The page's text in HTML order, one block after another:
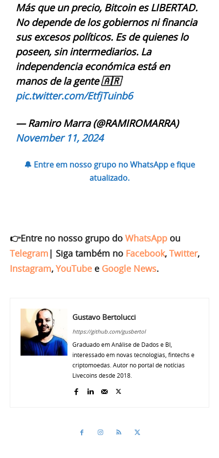
Más que un precio, Bitcoin es LIBERTAD.
No depende de los gobiernos ni financia
sus excesos políticos. Es de quienes lo
poseen, sin intermediarios. La
independencia económica está en
manos de la gente 🇦🇷
pic.twitter.com/EtfjTuinb6
— Ramiro Marra (@RAMIROMARRA)
November 11, 2024
🔔 Entre em nosso grupo no WhatsApp e fique
atualizado.
👉Entre no nosso grupo do WhatsApp ou
Telegram | Siga também no Facebook, Twitter,
Instagram, YouTube e Google News.
Gustavo Bertolucci
https://github.com/gusbertol
Graduado em Análise de Dados e BI,
interessado em novas tecnologias, fintechs e
criptomoedas. Autor no portal de notícias
Livecoins desde 2018.